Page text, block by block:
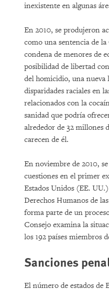
inexistente en algunas
En 2010, se produjeron
como una sentencia de
condena de menores de
posibilidad de libertad
del homicidio, una nueva
disparidades raciales en
relacionados con la
sanidad que podría
alrededor de 32 millones
carecen de él.
En noviembre de 2010,
cuestiones en el primer
Estados Unidos (EE.
Derechos Humanos de
forma parte de un
Consejo examina la
los 192 países miembros
Sanciones
El número de estados de